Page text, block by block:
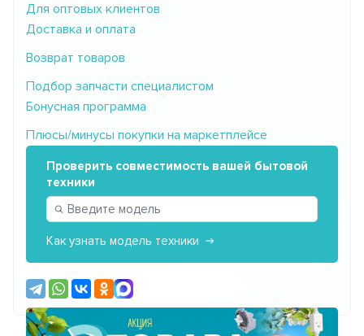
Для оптовых клиентов
Доставка и оплата
Возврат товаров
Подбор запчасти специалистом
Бонусная программа
Плюсы/минусы покупки на маркетплейсе
Проверить совместимость вашей бытовой
техники
Как узнать модель техники